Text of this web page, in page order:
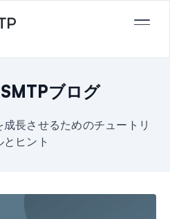
ブログ
長させるためのチュートリ
とヒント